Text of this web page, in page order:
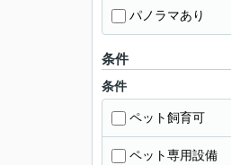
パノラマあり
条件
条件
ペット飼育可
ペット専用設備